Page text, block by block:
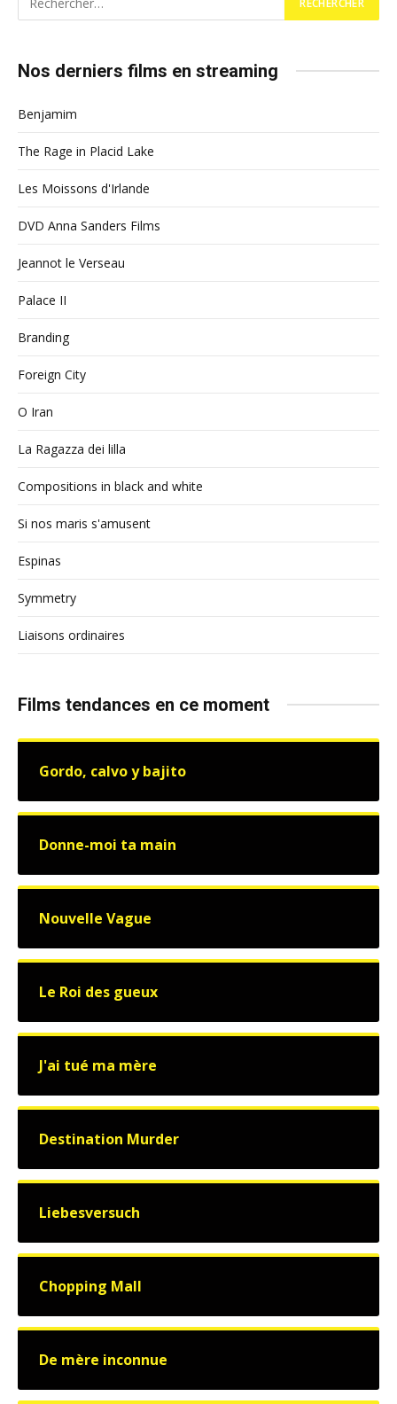
Nos derniers films en streaming
Benjamim
The Rage in Placid Lake
Les Moissons d'Irlande
DVD Anna Sanders Films
Jeannot le Verseau
Palace II
Branding
Foreign City
O Iran
La Ragazza dei lilla
Compositions in black and white
Si nos maris s'amusent
Espinas
Symmetry
Liaisons ordinaires
Films tendances en ce moment
Gordo, calvo y bajito
Donne-moi ta main
Nouvelle Vague
Le Roi des gueux
J'ai tué ma mère
Destination Murder
Liebesversuch
Chopping Mall
De mère inconnue